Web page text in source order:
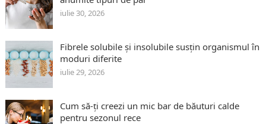
iulie 30, 2026
Fibrele solubile și insolubile susțin organismul în
moduri diferite
iulie 29, 2026
Cum să-ți creezi un mic bar de băuturi calde
pentru sezonul rece